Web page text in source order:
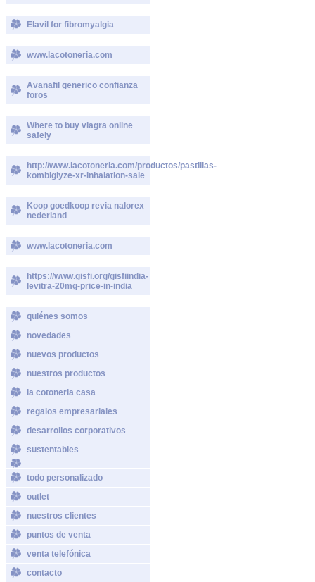
Elavil for fibromyalgia
www.lacotoneria.com
Avanafil generico confianza
foros
Where to buy viagra online
safely
http://www.lacotoneria.com/productos/pastillas-
kombiglyze-xr-inhalation-sale
Koop goedkoop revia nalorex
nederland
www.lacotoneria.com
https://www.gisfi.org/gisfiindia-
levitra-20mg-price-in-india
quiénes somos
novedades
nuevos productos
nuestros productos
la cotoneria casa
regalos empresariales
desarrollos corporativos
sustentables
todo personalizado
outlet
nuestros clientes
puntos de venta
venta telefónica
contacto